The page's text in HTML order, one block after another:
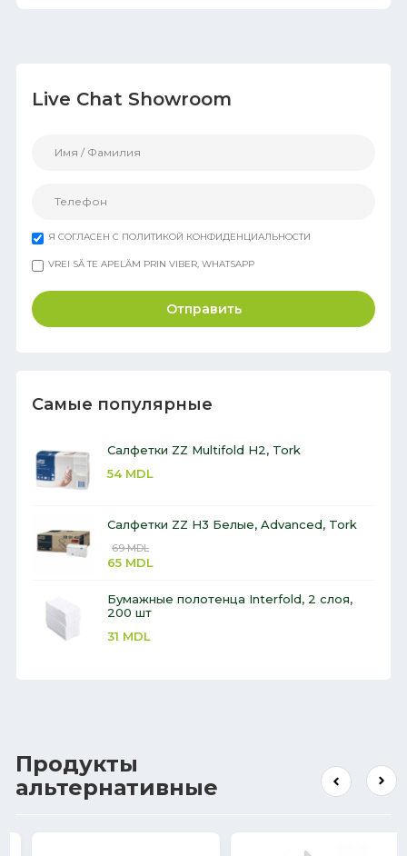
Live Chat Showroom
Я СОГЛАСЕН С ПОЛИТИКОЙ КОНФИДЕНЦИАЛЬНОСТИ
VREI SĂ TE APELĂM PRIN VIBER, WHATSAPP
Отправить
Самые популярные
Салфетки ZZ Multifold H2, Tork
54 MDL
Салфетки ZZ H3 Белые, Advanced, Tork
69MDL
65 MDL
Бумажные полотенца Interfold, 2 слоя,
200 шт
31 MDL
Продукты
альтернативные